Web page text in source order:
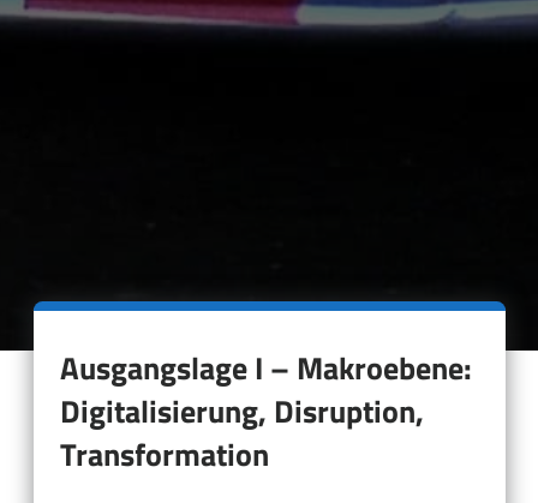
Ausgangslage I – Makroebene:
Digitalisierung, Disruption,
Transformation